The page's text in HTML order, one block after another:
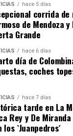
COLOMBINAS
hace 5 días
corrida
de Mendoza
Grande
hace 6 días
día de
coches
hace 7 días
tarde en La
Rey y De
los `Juanpedros´